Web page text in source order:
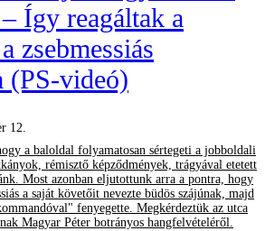
Így reagáltak a
zsebmessiás
(PS-videó)
12.
a baloldal folyamatosan sértegeti a jobboldali
rémisztő képződmények, trágyával etetett
Most azonban eljutottunk arra a pontra, hogy
a saját követőit nevezte büdös szájúnak, majd
fenyegette. Megkérdeztük az utca
Magyar Péter botrányos hangfelvételéről.